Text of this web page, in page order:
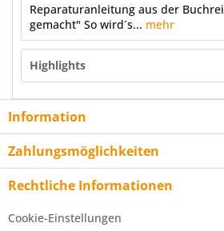
Reparaturanleitung aus der
gemacht" So wird´s... mehr
Highlights
Information
Zahlungsmöglichkeiten
Rechtliche Informationen
Cookie-Einstellungen